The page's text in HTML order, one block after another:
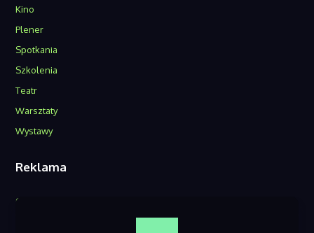
Kino
Plener
Spotkania
Szkolenia
Teatr
Warsztaty
Wystawy
Reklama
O nas